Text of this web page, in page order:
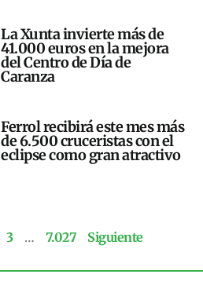
La Xunta invierte más de
41.000 euros en la mejora
del Centro de Día de
Caranza
Ferrol recibirá este mes más
de 6.500 cruceristas con el
eclipse como gran atractivo
3 … 7.027 Siguiente